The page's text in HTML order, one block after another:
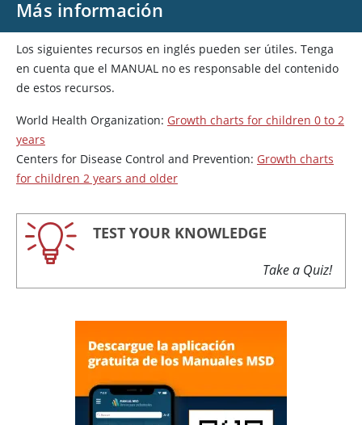
Más información
Los siguientes recursos en inglés pueden ser útiles. Tenga
en cuenta que el MANUAL no es responsable del contenido
de estos recursos.
World Health Organization: Growth charts for children 0 to 2
years
Centers for Disease Control and Prevention: Growth charts
for children 2 years and older
TEST YOUR KNOWLEDGE
Take a Quiz!